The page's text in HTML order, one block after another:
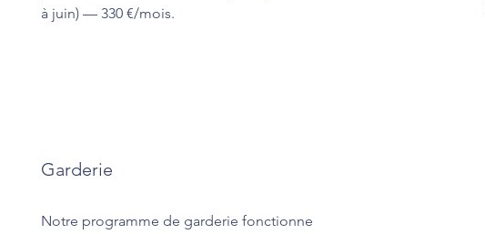
à juin) — 330 €/mois.
Garderie
Notre programme de garderie fonctionne